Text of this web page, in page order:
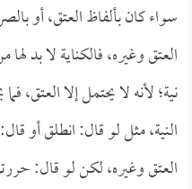
سواء كان بألفاظ العتق، أو
العتق وغيره، فالكناية لا بد
نية؛ لأنه لا يحتمل إلا العتق،
النية، مثل لو قال: انطلق أو
العتق وغيره، لكن لو قال: